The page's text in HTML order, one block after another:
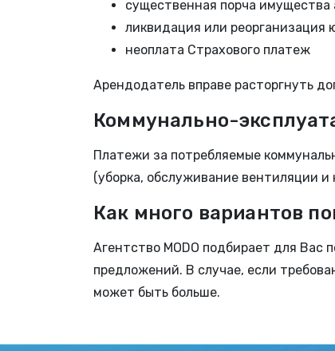
существенная порча
ликвидация или реорганизация
неоплата Страхового платеж
Арендодатель вправе расторгнуть
Коммунально-
Платежи за потребляемые
(уборка, обслуживание вентиляции
Как много вариантов
Агентство MODO подбирает для
предложений. В случае, если
может быть больше.